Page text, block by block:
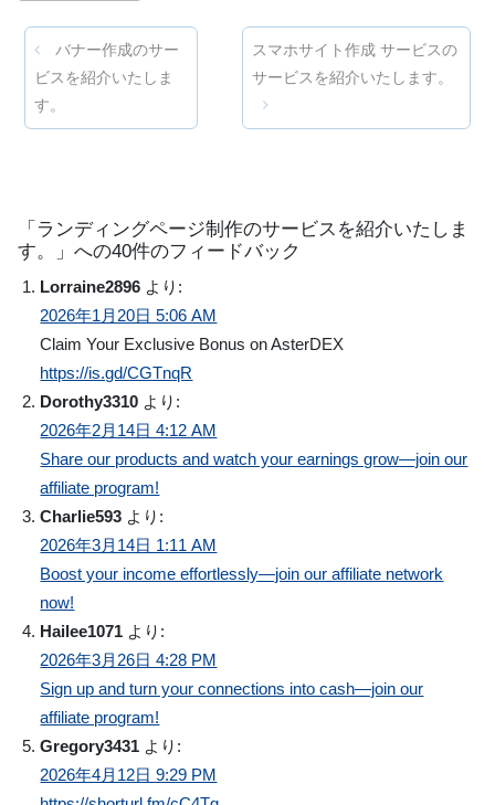
バナー作成のサー
ビスを紹介いたしま
す。
スマホサイト作成 サービスの
サービスを紹介いたします。
「ランディングページ制作のサービスを紹介いたしま
す。
」への40件のフィードバック
Lorraine2896 より:
2026年1月20日 5:06 AM
Claim Your Exclusive Bonus on AsterDEX
https://is.gd/CGTnqR
Dorothy3310 より:
2026年2月14日 4:12 AM
Share our products and watch your earnings grow—join our
affiliate program!
Charlie593 より:
2026年3月14日 1:11 AM
Boost your income effortlessly—join our affiliate network
now!
Hailee1071 より:
2026年3月26日 4:28 PM
Sign up and turn your connections into cash—join our
affiliate program!
Gregory3431 より:
2026年4月12日 9:29 PM